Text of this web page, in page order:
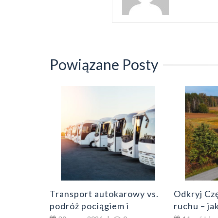
Powiązane Posty
Transport autokarowy vs.
podróż pociągiem i
Odkryj
ruchu –